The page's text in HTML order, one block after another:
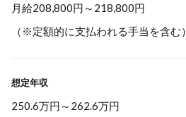
月給208,800円～218,800円
（※定額的に支払われる手当を含む）
想定年収
250.6万円 ～ 262.6万円